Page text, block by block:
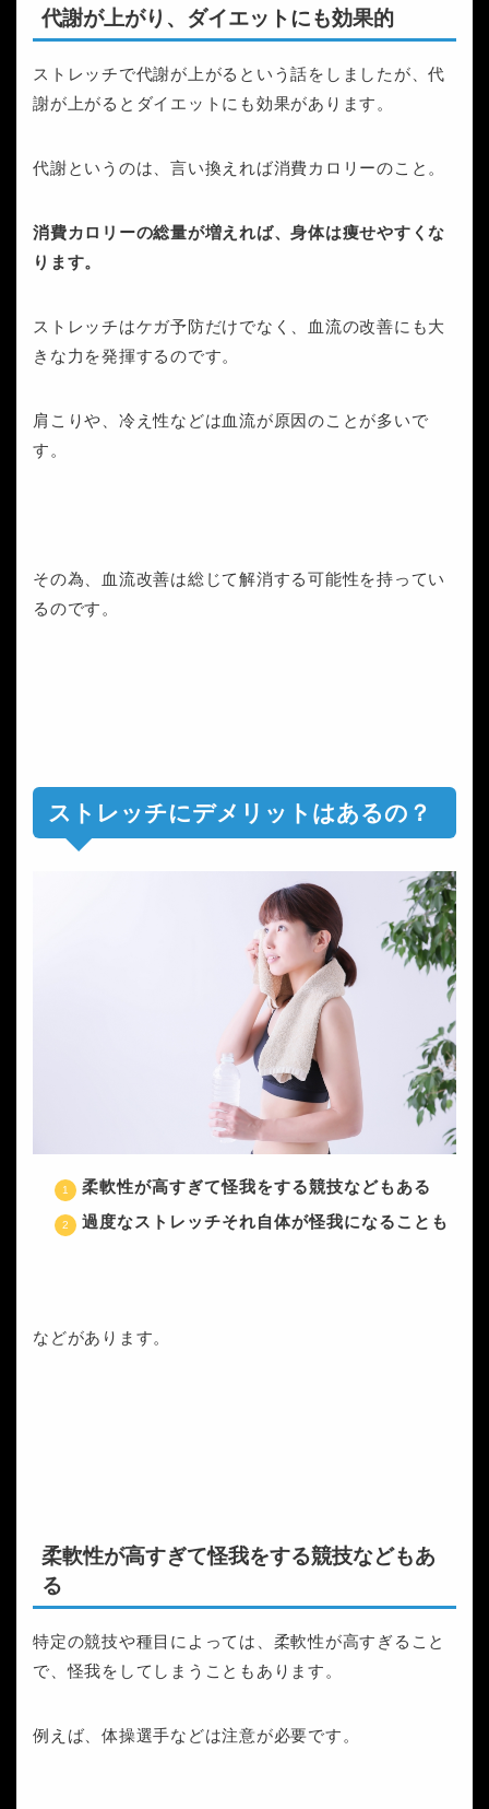
代謝が上がり、ダイエットにも効果的
ストレッチで代謝が上がるという話をしましたが、代
謝が上がるとダイエットにも効果があります。
代謝というのは、言い換えれば消費カロリーのこと。
消費カロリーの総量が増えれば、身体は痩せやすくな
ります。
ストレッチはケガ予防だけでなく、血流の改善にも大
きな力を発揮するのです。
肩こりや、冷え性などは血流が原因のことが多いで
す。
その為、血流改善は総じて解消する可能性を持ってい
るのです。
ストレッチにデメリットはあるの？
柔軟性が高すぎて怪我をする競技などもある
過度なストレッチそれ自体が怪我になることも
などがあります。
柔軟性が高すぎて怪我をする競技などもあ
る
特定の競技や種目によっては、柔軟性が高すぎること
で、怪我をしてしまうこともあります。
例えば、体操選手などは注意が必要です。